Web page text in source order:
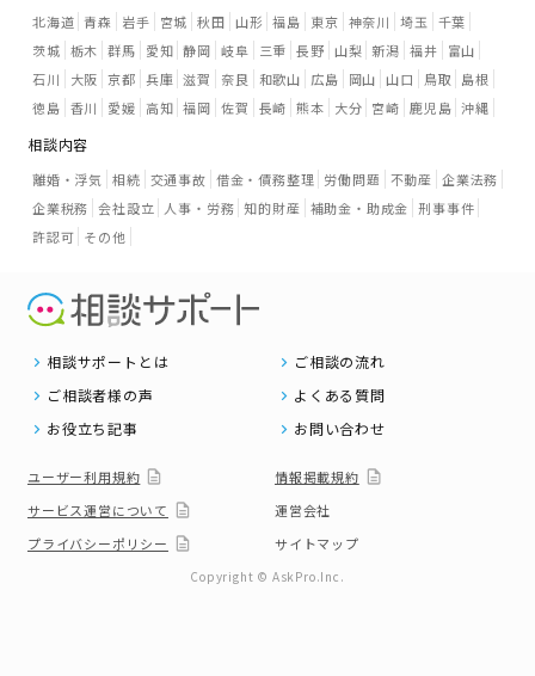
北海道 青森 岩手 宮城 秋田 山形 福島 東京 神奈川 埼玉
千葉
茨城 栃木 群馬 愛知 静岡 岐阜 三重 長野 山梨 新潟 福井
富山
石川
大阪 京都 兵庫 滋賀 奈良 和歌山 広島 岡山 山口 鳥取
島根
徳島 香川 愛媛 高知 福岡 佐賀 長崎 熊本 大分 宮崎 鹿児島 沖縄
相談内容
離婚・浮気 相続 交通事故 借金・債務整理 労働問題 不動産 企業法務
企業税務 会社設立 人事・労務 知的財産 補助金・助成金 刑事事件
許認可 その他
相談サポートとは
ご相談の流れ
ご相談者様の声
よくある質問
お役立ち記事
お問い合わせ
ユーザー利用規約
情報掲載規約
サービス運営について
運営会社
プライバシーポリシー
サイトマップ
Copyright © AskPro.Inc.